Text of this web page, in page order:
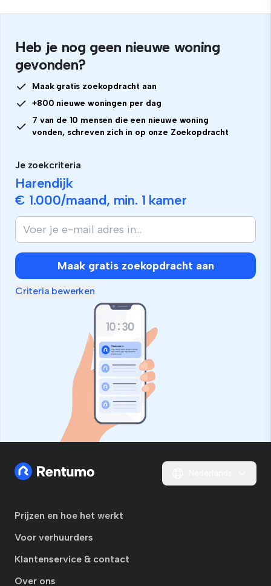
Heb je nog geen nieuwe woning
gevonden?
Maak gratis zoekopdracht aan
+800 nieuwe woningen per dag
7 van de 10 mensen die een nieuwe woning
vonden, schreven zich in op onze Zoekopdracht
Je zoekcriteria
Harendijk
€ 1.000/maand, min. 1 kamer
Maak gratis zoekopdracht aan
Criteria bewerken
Prijzen en hoe het werkt
Voor verhuurders
Klantenservice & contact
Over ons